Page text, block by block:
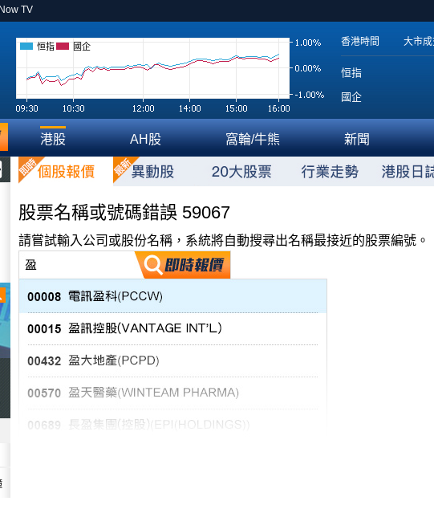
Now TV
恒指 國企 香港時間 大市
恒指
國企
港股 AH股 窩輪/牛熊 新聞
股票名稱或號碼錯誤 59067
請嘗試輸入公司或股份名稱，系統將自動搜尋出名稱最接近的股票編號。